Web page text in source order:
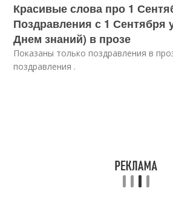
Красивые слова про 1
Поздравления с 1 Сентября
Днем знаний) в прозе
Показаны только поздравления в
поздравления .